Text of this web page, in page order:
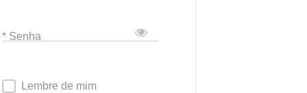
* Senha
Lembre de mim